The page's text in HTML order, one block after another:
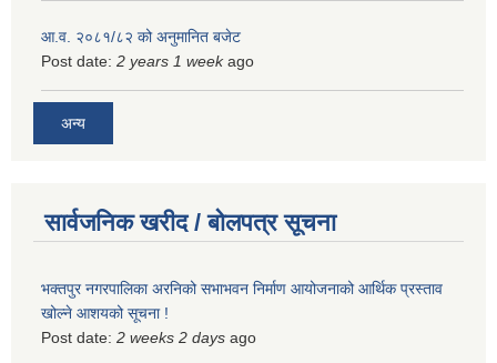
आ.व. २०८१/८२ को अनुमानित बजेट
Post date: 2 years 1 weekago
अन्य
सार्वजनिक खरीद / बोलपत्र सूचना
भक्तपुर नगरपालिका अरनिको सभाभवन निर्माण आयोजनाको आर्थिक प्रस्ताव
खोल्ने आशयको सूचना !
Post date: 2 weeks 2 days ago